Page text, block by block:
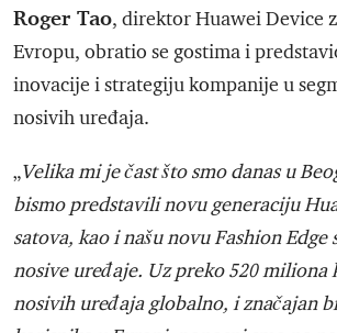
Roger Tao, direktor Huawei Device
Evropu, obratio se gostima i
inovacije i strategiju kompanije u
nosivih uređaja.
„Velika mi je čast što smo danas u
bismo predstavili novu generaciju
satova, kao i našu novu Fashion Edge
nosive uređaje. Uz preko 520 miliona
nosivih uređaja globalno, i značajan